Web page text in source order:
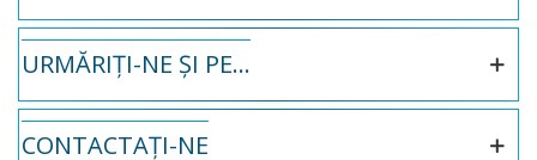
URMĂRIȚI-NE ȘI PE...
CONTACTAȚI-NE